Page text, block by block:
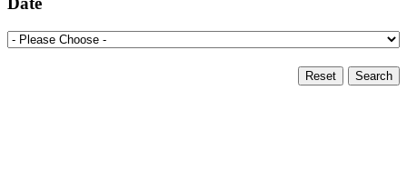
Search
Reset